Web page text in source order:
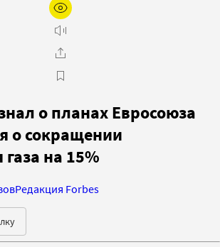
о планах Евросоюза
о сокращении
на 15%
Редакция Forbes